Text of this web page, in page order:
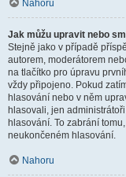
Nahoru
Jak můžu upravit nebo
Stejně jako v případě
autorem, moderátorem
na tlačítko pro úpravu
vždy připojeno. Pokud
hlasování nebo v něm
hlasovali, jen
hlasování. To zabrání
neukončeném hlasování.
Nahoru